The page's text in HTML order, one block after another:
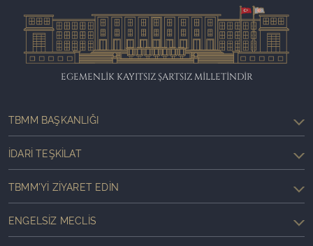
EGEMENLİK KAYITSIZ ŞARTSIZ MİLLETİNDİR
TBMM BAŞKANLIĞI
İDARI TEŞKILAT
TBMM'YI ZIYARET EDIN
ENGELSIZ MECLIS